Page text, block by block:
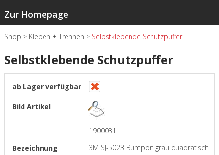
Zur Homepage
Shop > Kleben + Trennen > Selbstklebende Schutzpuffer
Selbstklebende Schutzpuffer
1900031
3M SJ-5023 Bumpon grau quadratisch